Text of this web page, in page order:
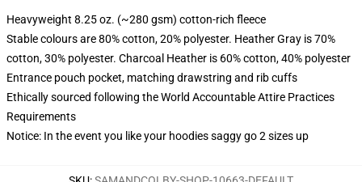
Heavyweight 8.25 oz. (~280 gsm) cotton-rich fleece
Stable colours are 80% cotton, 20% polyester. Heather Gray is 70%
cotton, 30% polyester. Charcoal Heather is 60% cotton, 40% polyester
Entrance pouch pocket, matching drawstring and rib cuffs
Ethically sourced following the World Accountable Attire Practices
Requirements
Notice: In the event you like your hoodies saggy go 2 sizes up